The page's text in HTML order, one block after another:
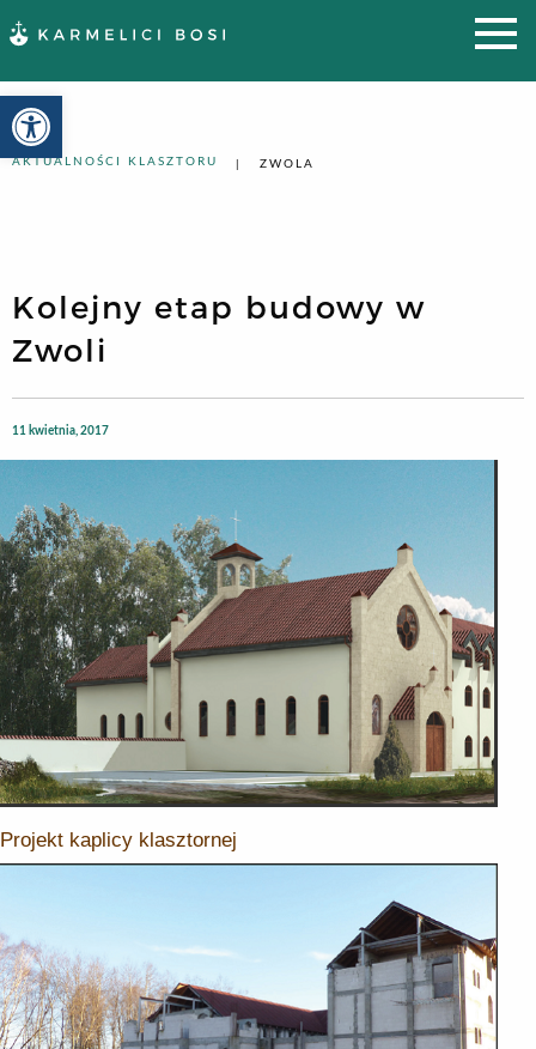
Otwórz pasek narzędzi
AKTUALNOŚCI KLASZTORU ZWOLA
Kolejny etap budowy w
Zwoli
11 kwietnia, 2017
Projekt kaplicy klasztornej